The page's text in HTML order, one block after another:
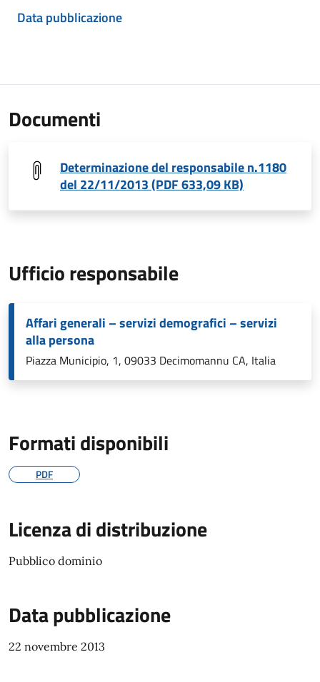
Data pubblicazione
Documenti
Determinazione del responsabile n.1180
del 22/11/2013 (PDF 633,09 KB)
Ufficio responsabile
Affari generali – servizi demografici – servizi
alla persona
Piazza Municipio, 1, 09033 Decimomannu CA, Italia
Formati disponibili
PDF
Licenza di distribuzione
Pubblico dominio
Data pubblicazione
22 novembre 2013